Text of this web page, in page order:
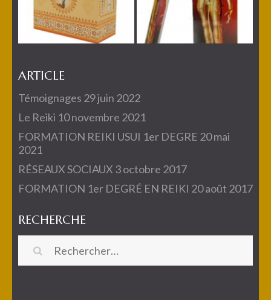
ARTICLE
Témoignages 29 juin 2022
Le Reiki 10 novembre 2021
FORMATION REIKI USUI 1er DEGRE 20 mai
2021
RÉSEAUX SOCIAUX 3 octobre 2017
FORMATION 1er DEGRÉ EN REIKI 20 août 2017
RECHERCHE
Rechercher :